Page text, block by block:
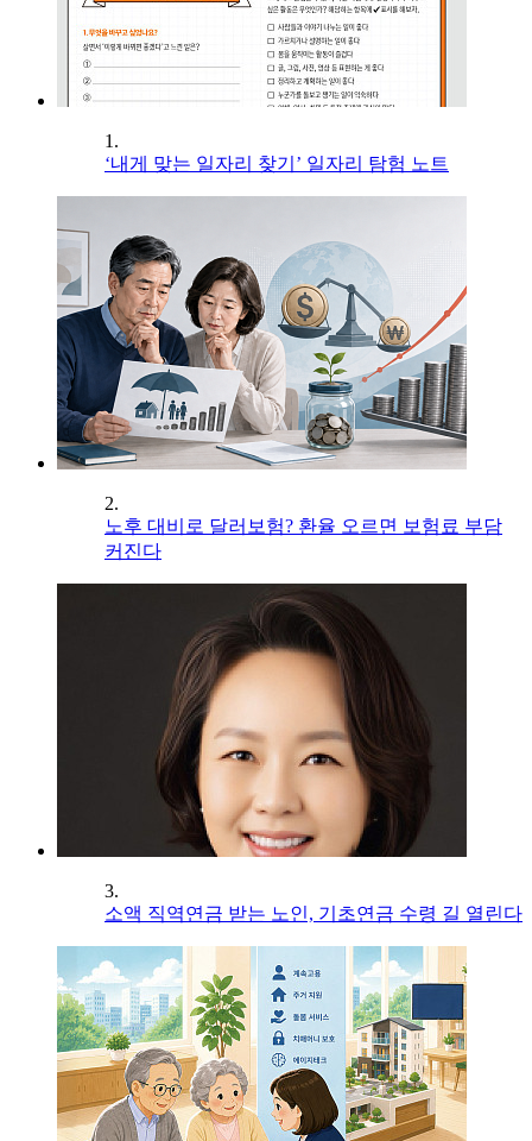
1.
‘내게 맞는 일자리 찾기’ 일자리 탐험 노트
2.
노후 대비로 달러보험? 환율 오르면 보험료 부담
커진다
3.
소액 직역연금 받는 노인, 기초연금 수령 길 열린다